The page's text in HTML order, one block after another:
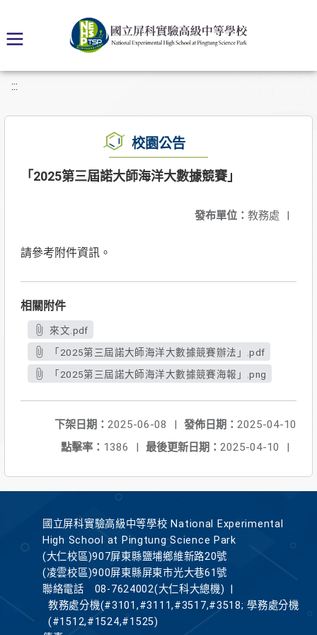
:::
校園公告
「2025第三屆諾大師海洋大數據競賽」
發布單位： 教務處 |
請參考附件資訊。
相關附件
來文.pdf
「2025第三屆諾大師海洋大數據競賽辦法」.pdf
「2025第三屆諾大師海洋大數據競賽海報」.png
發佈日期： 2025-04-10
下架日期： 2025-06-08
|
最後更新日期： 2025-04-10 |
點擊率： 1386 |
國立屏科實驗高級中等學校 National Experimental
High School at Pingtung Science Park
(大仁校區)907屏東縣鹽埔鄉維新路20號
(凌雲校區)900屏東縣屏東市光大巷61號
聯絡電話
08-7624002(大仁科大總機)
教務處分機(#3101,#3111,#3517,#3518; 學務處分機
(#1512,#1524,#1525)